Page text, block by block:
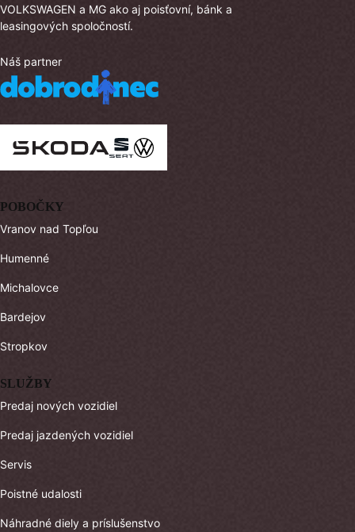
VOLKSWAGEN a MG ako aj poisťovní, bánk a
leasingových spoločností.
Náš partner
POBOČKY
Vranov nad Topľou
Humenné
Michalovce
Bardejov
Stropkov
SLUŽBY
Predaj nových vozidiel
Predaj jazdených vozidiel
Servis
Poistné udalosti
Náhradné diely a príslušenstvo